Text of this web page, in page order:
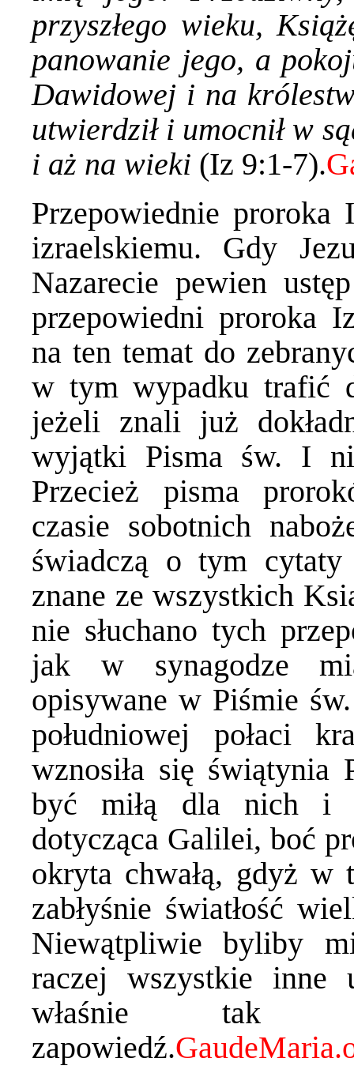
przyszłego wieku,
panowanie jego, a
Dawidowej i na
utwierdził i umocnił w
i aż na wieki (Iz 9:1-7).
Przepowiednie proroka
izraelskiemu. Gdy
Nazarecie pewien
przepowiedni proroka
na ten temat do
w tym wypadku trafić
jeżeli znali już
wyjątki Pisma św. I
Przecież pisma
czasie sobotnich
świadczą o tym cytaty
znane ze wszystkich
nie słuchano tych
jak w synagodze
opisywane w Piśmie
południowej połaci
wznosiła się świątynia
być miłą dla nich i
dotycząca Galilei, boć
okryta chwałą, gdyż w
zabłyśnie światłość
Niewątpliwie byliby
raczej wszystkie inne
właśnie tak
zapowiedź.